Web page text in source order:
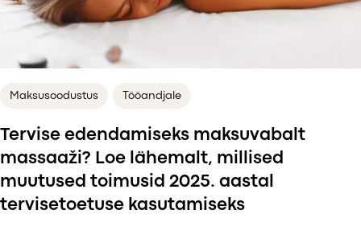
Maksusoodustus Tööandjale
Tervise edendamiseks maksuvabalt
massaaži? Loe lähemalt, millised
muutused toimusid 2025. aastal
tervisetoetuse kasutamiseks